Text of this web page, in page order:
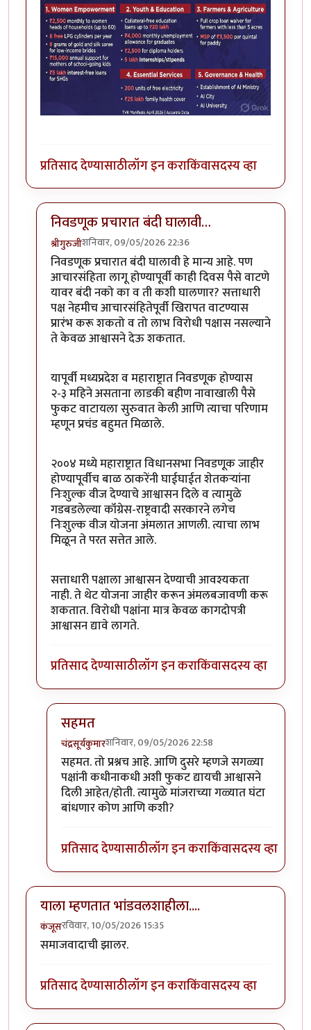
प्रतिसाद देण्यासाठीलॉग इन कराकिंवासदस्य व्हा
निवडणूक प्रचारात बंदी घालावी…
श्रीगुरुजीशनिवार, 09/05/2026 22:36
In reply toतामिळनाडूचा केजरीवालbyचंद्रसूर्यकुमार
निवडणूक प्रचारात बंदी घालावी हे मान्य आहे. पण
आचारसंहिता लागू होण्यापूर्वी काही दिवस पैसे वाटणे
यावर बंदी नको का व ती कशी घालणार? सत्ताधारी
पक्ष नेहमीच आचारसंहितेपूर्वी खिरापत वाटण्यास
प्रारंभ करू शकतो व तो लाभ विरोधी पक्षास नसल्याने
ते केवळ आश्वासने देऊ शकतात.
यापूर्वी मध्यप्रदेश व महाराष्ट्रात निवडणूक होण्यास
२-३ महिने असताना लाडकी बहीण नावाखाली पैसे
फुकट वाटायला सुरुवात केली आणि त्याचा परिणाम
म्हणून प्रचंड बहुमत मिळाले.
२००४ मध्ये महाराष्ट्रात विधानसभा निवडणूक जाहीर
होण्यापूर्वीच बाळ ठाकरेंनी घाईघाईत शेतकऱ्यांना
निःशुल्क वीज देण्याचे आश्वासन दिले व त्यामुळे
गडबडलेल्या कॉंग्रेस-राष्ट्रवादी सरकारने लगेच
निःशुल्क वीज योजना अंमलात आणली. त्याचा लाभ
मिळून ते परत सत्तेत आले.
सत्ताधारी पक्षाला आश्वासन देण्याची आवश्यकता
नाही. ते थेट योजना जाहीर करून अंमलबजावणी करू
शकतात. विरोधी पक्षांना मात्र केवळ कागदोपत्री
आश्वासन द्यावे लागते.
प्रतिसाद देण्यासाठीलॉग इन कराकिंवासदस्य व्हा
सहमत
चंद्रसूर्यकुमारशनिवार, 09/05/2026 22:58
In reply toनिवडणूक प्रचारात बंदी घालावी…by
सहमत. तो प्रश्नच आहे. आणि दुसरे म्हणजे सगळ्या
पक्षांनी कधीनाकधी अशी फुकट द्यायची आश्वासने
दिली आहेत/होती. त्यामुळे मांजराच्या गळ्यात घंटा
बांधणार कोण आणि कशी?
प्रतिसाद देण्यासाठीलॉग इन कराकिंवासदस्य व्हा
याला म्हणतात भांडवलशाहीला....
कंजूसरविवार, 10/05/2026 15:35
समाजवादाची झालर.
प्रतिसाद देण्यासाठीलॉग इन कराकिंवासदस्य व्हा